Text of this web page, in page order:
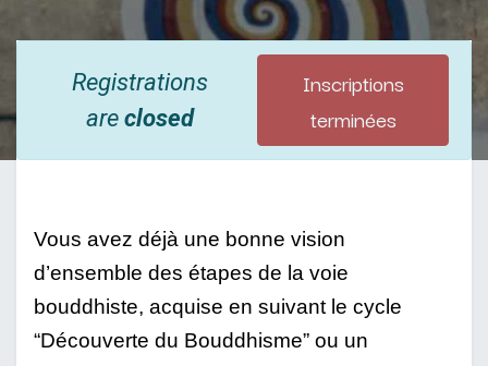
Registrations
areclosed
Inscriptions
terminées
Vous avez déjà une bonne vision
d’ensemble des étapes de la voie
bouddhiste, acquise en suivant le cycle
“Découverte du Bouddhisme” ou un